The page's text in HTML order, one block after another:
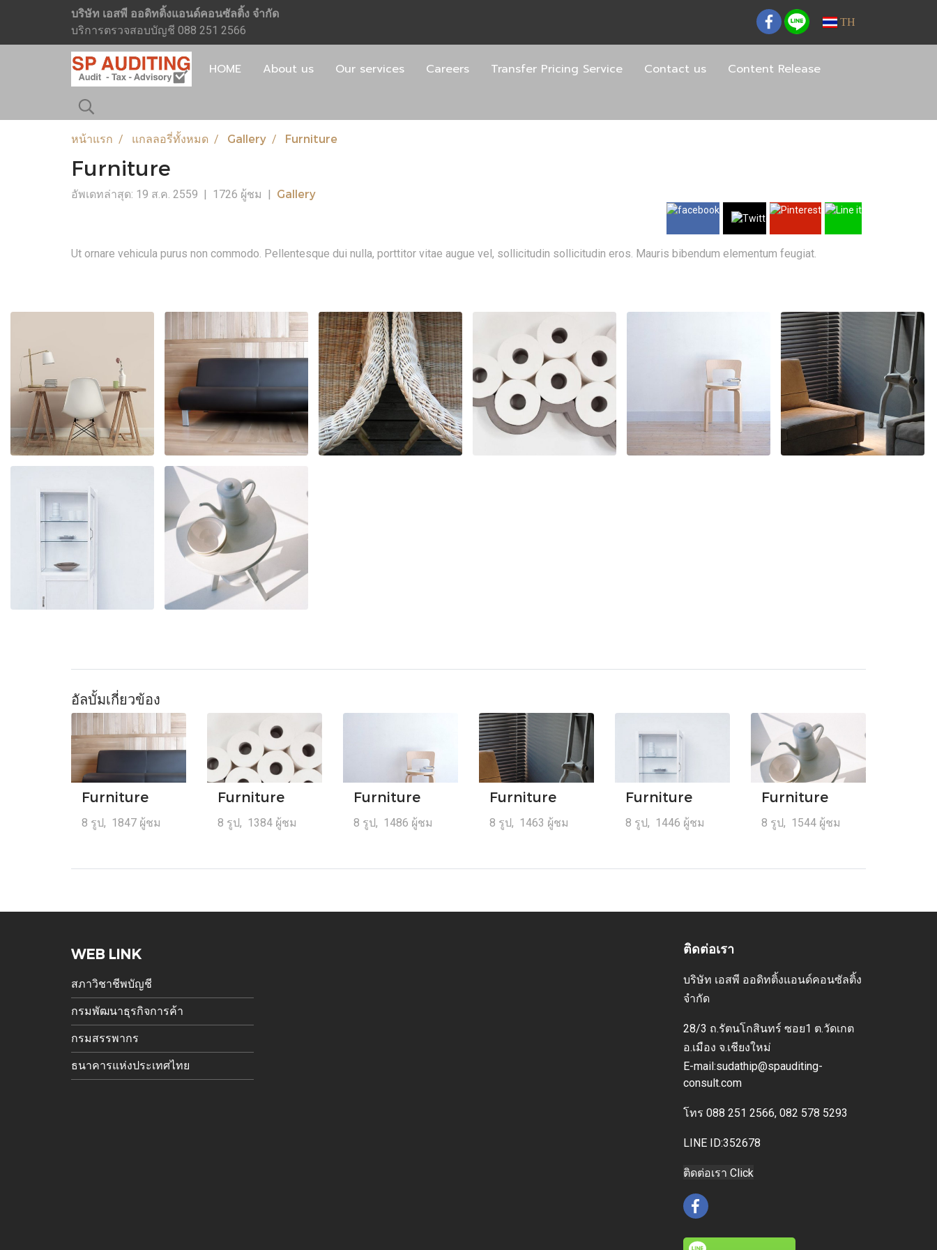
บริษัท เอสพี ออดิทติ้งแอนด์คอนซัลติ้ง จำกัด
บริการตรวจสอบบัญชี 088 251 2566
TH
HOME About us Our services Careers Transfer Pricing Service Contact us Content Release
หน้าแรก แกลลอรี่ทั้งหมด Gallery Furniture
Furniture
อัพเดทล่าสุด: 19 ส.ค. 2559 1726 ผู้ชม Gallery
Ut ornare vehicula purus non commodo. Pellentesque dui nulla, porttitor vitae augue vel, sollicitudin sollicitudin eros. Mauris bibendum elementum feugiat.
อัลบั้มเกี่ยวข้อง
Furniture
8 รูป, 1847 ผู้ชม
Furniture
8 รูป, 1384 ผู้ชม
Furniture
8 รูป, 1486 ผู้ชม
Furniture
8 รูป, 1463 ผู้ชม
Furniture
8 รูป, 1446 ผู้ชม
Furniture
8 รูป, 1544 ผู้ชม
WEB LINK
สภาวิชาชีพบัญชี
กรมพัฒนาธุรกิจการค้า
กรมสรรพากร
ธนาคารแห่งประเทศไทย
ติดต่อเรา
บริษัท เอสพี ออดิทติ้งแอนด์คอนซัลติ้ง
จำกัด
28/3 ถ.รัตนโกสินทร์ ซอย1 ต.วัดเกต
อ.เมือง จ.เชียงใหม่
E-mail:sudathip@spauditing-
consult.com
โทร 088 251 2566, 082 578 5293
LINE ID:352678
ติดต่อเรา Click